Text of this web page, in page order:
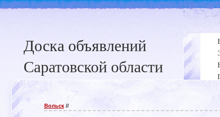
Доска объявлений
Саратовской области
Вольск//